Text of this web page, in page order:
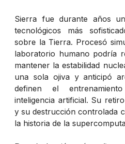
Sierra fue durante años
tecnológicos más
sobre la Tierra. Procesó
laboratorio humano podría
mantener la estabilidad
una sola ojiva y anticipó
definen el
inteligencia artificial. Su
y su destrucción controlada
la historia de la